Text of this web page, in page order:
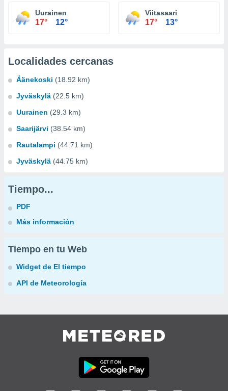
Uurainen
17° 12°
Viitasaari
17° 13°
Localidades cercanas
Äänekoski (18.92 km)
Jyväskylä (22.5 km)
Uurainen (29.3 km)
Saarijärvi (38.54 km)
Rautalampi (44.71 km)
Jyväskylä (44.75 km)
Tiempo...
PDF
Más información
Tiempo en tu Web
Widget de El tiempo
API de Meteorología